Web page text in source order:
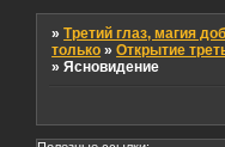
»Третий глаз, магия
только »Открытие
»Ясновидение